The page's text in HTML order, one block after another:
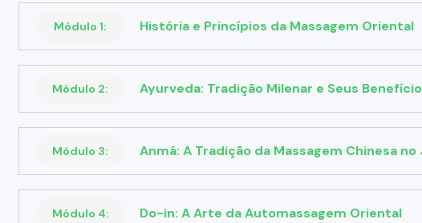
Módulo 1: História e Princípios da Massagem Oriental
Módulo 2: Ayurveda: Tradição Milenar e Seus
Módulo 3: Anmá: A Tradição da Massagem Chinesa no
Módulo 4: Do-in: A Arte da Automassagem Oriental